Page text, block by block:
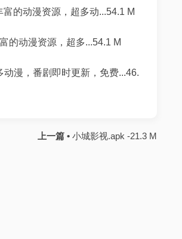
的动漫资源，超多动...54.1 M
的动漫资源，超多...54.1 M
漫，番剧即时更新，免费...46.
上一篇 • 小城影视.apk -21.3 M